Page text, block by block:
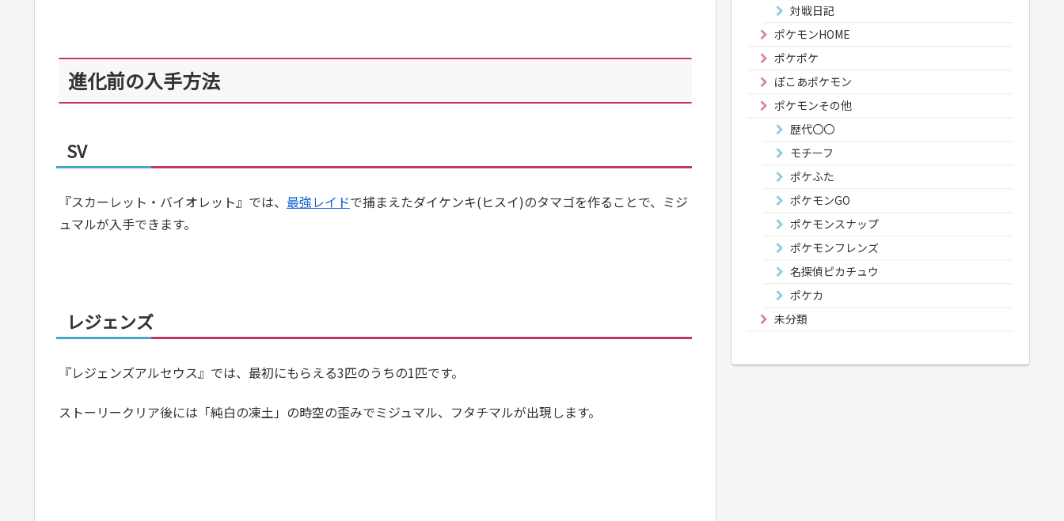
進化前の入手方法
SV
『スカーレット・バイオレット』では、 最強レイドで捕まえたダイケンキ(ヒスイ)のタマゴを作ることで、ミジ
ュマルが入手できます。
レジェンズ
『レジェンズアルセウス』では、最初にもらえる3匹のうちの1匹です。
ストーリークリア後には「純白の凍土」の時空の歪みでミジュマル、フタチマルが出現します。
対戦日記
ポケモンHOME
ポケポケ
ぽこあポケモン
ポケモンその他
歴代〇〇
モチーフ
ポケふた
ポケモンGO
ポケモンスナップ
ポケモンフレンズ
名探偵ピカチュウ
ポケカ
未分類